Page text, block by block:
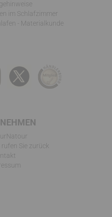
im Schlafzimmer
- Materialkunde
rufen Sie zurück